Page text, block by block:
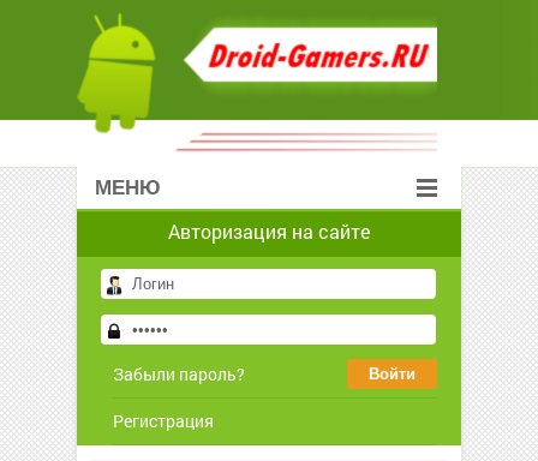
МЕНЮ
Авторизация на сайте
Забыли пароль?
Регистрация